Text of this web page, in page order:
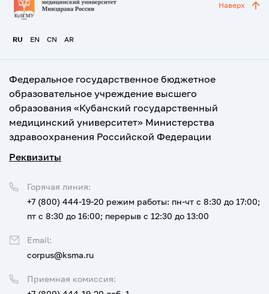
RU EN CN AR
Наверх
Федеральное государственное бюджетное
образовательное учреждение высшего
образования «Кубанский государственный
медицинский университет» Министерства
здравоохранения Российской Федерации
Реквизиты
Приемная комиссия:
Горячая линия:
+7 (800) 444-19-20 режим работы: пн-чт с 8:30 до 17:00;
пт с 8:30 до 16:00; перерыв с 12:30 до 13:00
Email:
corpus@ksma.ru